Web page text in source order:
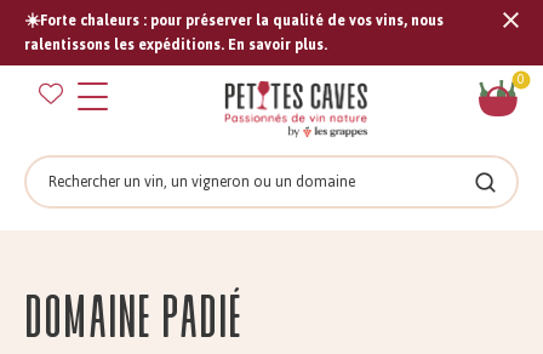
☀️Forte chaleurs : pour préserver la qualité de vos vins, nous
ralentissons les expéditions. En savoir plus.
0
Rechercher
Domaine PADIÉ